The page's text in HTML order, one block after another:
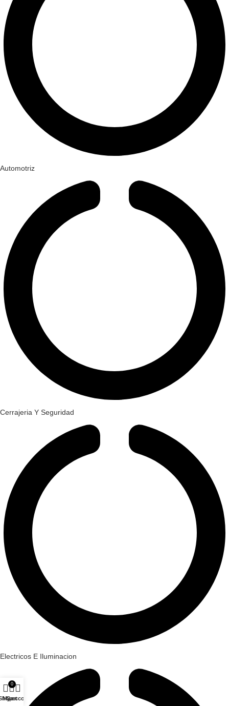
Automotriz
Cerrajeria Y Seguridad
Electricos E Iluminacion
0
Cart
My account